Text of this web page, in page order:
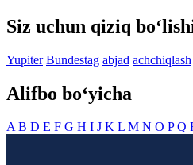
Siz uchun qiziq
Yupiter Bundestag abjad achchiqlash
Alifbo bo‘yicha
AB D E F G H I J K L M N O PQ